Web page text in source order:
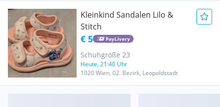
Kleinkind Sandalen Lilo &
Stitch
€ 5 PayLivery
Schuhgröße 23
Heute, 21:40 Uhr
1020 Wien, 02. Bezirk, Leopoldstadt